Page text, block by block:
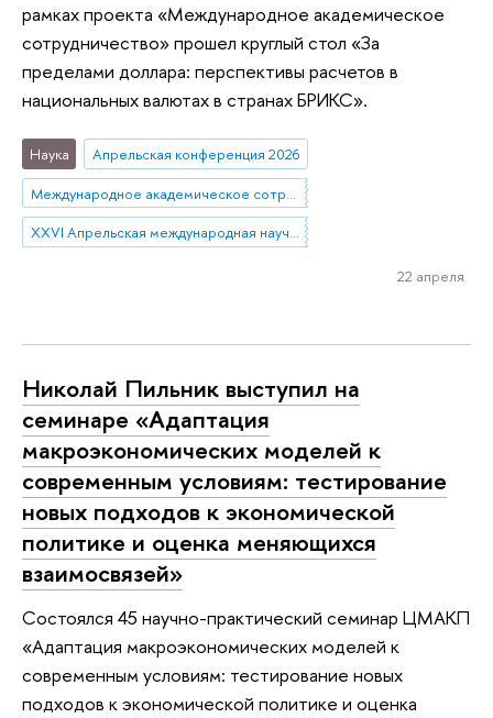
рамках проекта «Международное академическое
сотрудничество» прошел круглый стол «За
пределами доллара: перспективы расчетов в
национальных валютах в странах БРИКС».
Наука
Апрельская конференция 2026
XXVI Апрельская международная научная конференция имени Е.Г. Ясина
22 апреля
Николай Пильник выступил на
семинаре «Адаптация
макроэкономических моделей к
современным условиям: тестирование
новых подходов к экономической
политике и оценка меняющихся
взаимосвязей»
Состоялся 45 научно-практический семинар ЦМАКП
«Адаптация макроэкономических моделей к
современным условиям: тестирование новых
подходов к экономической политике и оценка